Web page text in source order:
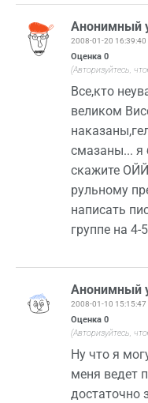
Анонимный
2008-01-20 16:39:40
Оценка 0
(Авторизуйтесь,
Все,кто
великом
смазаны... я
скажите
рульному
написать
группе на 4-
Анонимный
2008-01-10 15:15:47
Оценка 0
(Авторизуйтесь,
Ну что я
меня ведет
достаточно